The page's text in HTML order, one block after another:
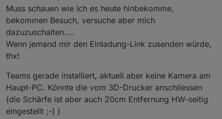
Muss schauen wie ich es heute hinbekomme,
bekommen Besuch, versuche aber mich
dazuzuschalten....
Wenn jemand mir den Einladung-Link zusenden würde,
thx!
Teams gerade installiert, aktuell aber keine Kamera am
Haupt-PC. Könnte die vom 3D-Drucker anschliessen
(die Schärfe ist aber auch 20cm Entfernung HW-seitig
eingestellt ;-) )